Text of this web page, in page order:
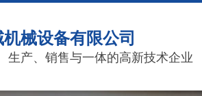
械设备有限公司
生产、销售与一体的高新技术企业